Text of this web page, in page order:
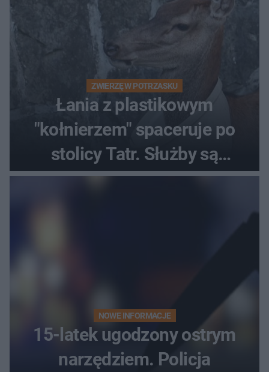
ZWIERZĘ W POTRZASKU
Łania z plastikowym
"kołnierzem" spaceruje po
stolicy Tatr. Służby są
bezradne
NOWE INFORMACJE
15-latek ugodzony ostrym
narzędziem. Policja